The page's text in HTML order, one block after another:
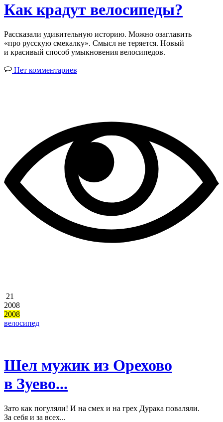
Как крадут велосипеды?
Рассказали удивительную историю. Можно озаглавить
«про русскую смекалку». Смысл не теряется. Новый
и красивый способ умыкновения велосипедов.
Нет комментариев
21
2008
2008
велосипед
Шел мужик из Орехово
в Зуево...
Зато как погуляли! И на смех и на грех Дурака поваляли.
За себя и за всех...